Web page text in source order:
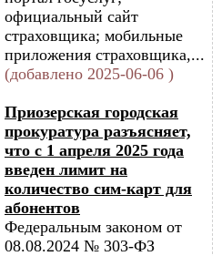
официальный сайт
страховщика; мобильные
приложения страховщика,...
(добавлено 2025-06-06 )
Приозерская городская
прокуратура разъясняет,
что с 1 апреля 2025 года
введен лимит на
количество сим-карт для
абонентов
Федеральным законом от
08.08.2024 № 303-ФЗ